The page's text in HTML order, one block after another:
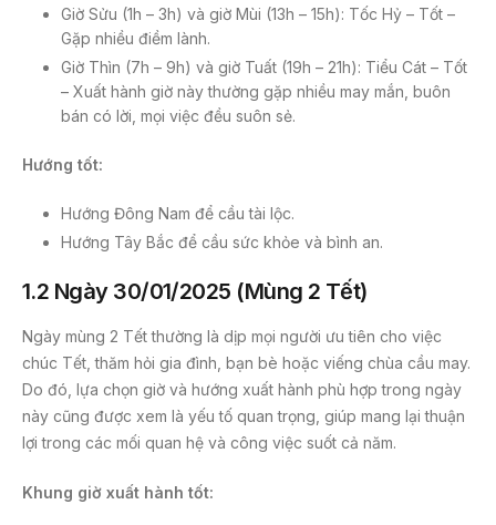
Giờ Sửu (1h – 3h) và giờ Mùi (13h – 15h): Tốc Hỷ – Tốt –
Gặp nhiều điềm lành.
Giờ Thìn (7h – 9h) và giờ Tuất (19h – 21h): Tiểu Cát – Tốt
– Xuất hành giờ này thường gặp nhiều may mắn, buôn
bán có lời, mọi việc đều suôn sẻ.
Hướng tốt:
Hướng Đông Nam để cầu tài lộc.
Hướng Tây Bắc để cầu sức khỏe và bình an.
1.2 Ngày 30/01/2025 (Mùng 2 Tết)
Ngày mùng 2 Tết thường là dịp mọi người ưu tiên cho việc
chúc Tết, thăm hỏi gia đình, bạn bè hoặc viếng chùa cầu may.
Do đó, lựa chọn giờ và hướng xuất hành phù hợp trong ngày
này cũng được xem là yếu tố quan trọng, giúp mang lại thuận
lợi trong các mối quan hệ và công việc suốt cả năm.
Khung giờ xuất hành tốt: